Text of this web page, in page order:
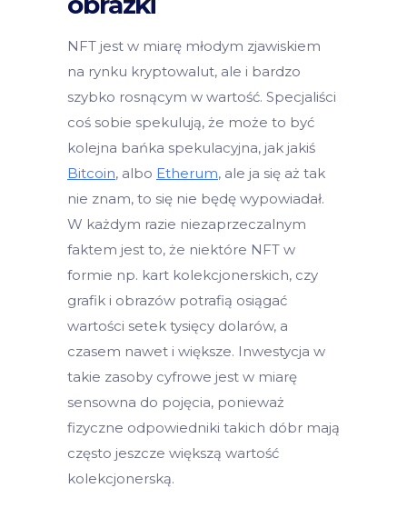
NFT jest w miarę młodym zjawiskiem
na rynku kryptowalut, ale i bardzo
szybko rosnącym w wartość. Specjaliści
coś sobie spekulują, że może to być
kolejna bańka spekulacyjna, jak jakiś
Bitcoin, albo Etherum, ale ja się aż tak
nie znam, to się nie będę wypowiadał.
W każdym razie niezaprzeczalnym
faktem jest to, że niektóre NFT w
formie np. kart kolekcjonerskich, czy
grafik i obrazów potrafią osiągać
wartości setek tysięcy dolarów, a
czasem nawet i większe. Inwestycja w
takie zasoby cyfrowe jest w miarę
sensowna do pojęcia, ponieważ
fizyczne odpowiedniki takich dóbr mają
często jeszcze większą wartość
kolekcjonerską.